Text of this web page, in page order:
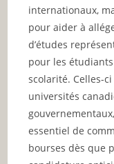
internationaux,
pour aider à
d’études
pour les
scolarité. Celles-
universités
essentiel de
bourses dès que